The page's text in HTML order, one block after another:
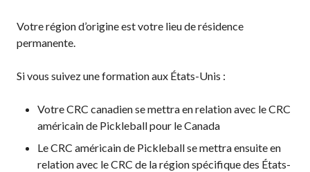
Votre région d’origine est votre lieu de résidence
permanente.
Si vous suivez une formation aux États-Unis :
Votre CRC canadien se mettra en relation avec le CRC
américain de Pickleball pour le Canada
Le CRC américain de Pickleball se mettra ensuite en
relation avec le CRC de la région spécifique des États-